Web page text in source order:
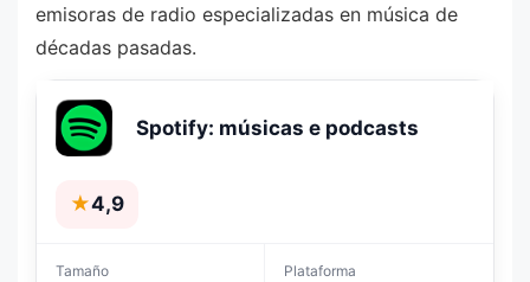
emisoras de radio especializadas en música de
décadas pasadas.
Spotify: músicas e podcasts
★4,9
Tamaño Plataforma